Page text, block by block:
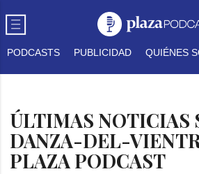
PODCASTS PUBLICIDAD QUIÉNES
ÚLTIMAS NOTICIAS
DANZA-DEL-
PLAZA PODCAST